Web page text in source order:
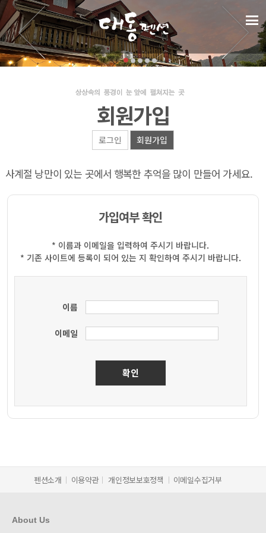
회원가입
로그인 회원가입
사계절 낭만이 있는 곳에서 행복한 추억을 많이 만들어 가세요.
가입여부 확인
* 이름과 이메일을 입력하여 주시기 바랍니다.
* 기존 사이트에 등록이 되어 있는 지 확인하여 주시기 바랍니다.
이름
이메일
펜션소개 이용약관 개인정보보호정책 이메일수집거부
About Us